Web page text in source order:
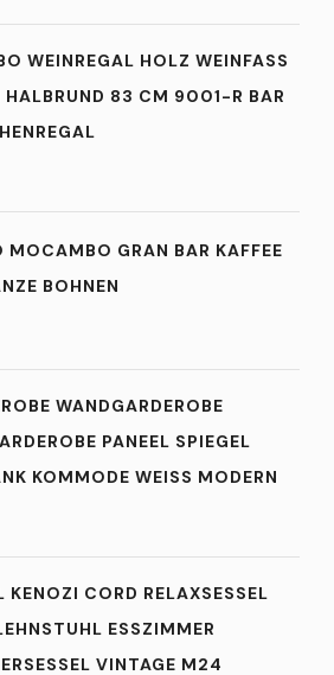
WEINREGAL HOLZ WEINFASS
HALBRUND 83 CM 9001-R BAR
MOCAMBO GRAN BAR KAFFEE
BOHNEN
WANDGARDEROBE
PANEEL SPIEGEL
KOMMODE WEISS MODERN
KENOZI CORD RELAXSESSEL
ESSZIMMER
VINTAGE M24